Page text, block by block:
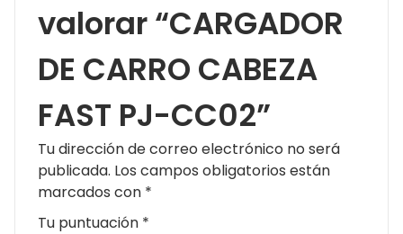
valorar “CARGADOR
DE CARRO CABEZA
FAST PJ-CC02”
Tu dirección de correo electrónico no será
publicada. Los campos obligatorios están
marcados con *
Tu puntuación *